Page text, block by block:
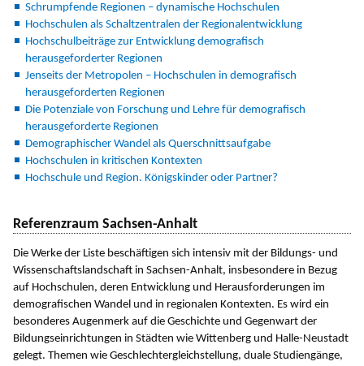
Schrumpfende Regionen – dynamische Hochschulen
Hochschulen als Schaltzentralen der Regionalentwicklung
Hochschulbeiträge zur Entwicklung demografisch
herausgeforderter Regionen
Jenseits der Metropolen – Hochschulen in demografisch
herausgeforderten Regionen
Die Potenziale von Forschung und Lehre für demografisch
herausgeforderte Regionen
Demographischer Wandel als Querschnittsaufgabe
Hochschulen in kritischen Kontexten
Hochschule und Region. Königskinder oder Partner?
Referenzraum Sachsen-Anhalt
Die Werke der Liste beschäftigen sich intensiv mit der Bildungs- und
Wissenschaftslandschaft in Sachsen-Anhalt, insbesondere in Bezug
auf Hochschulen, deren Entwicklung und Herausforderungen im
demografischen Wandel und in regionalen Kontexten. Es wird ein
besonderes Augenmerk auf die Geschichte und Gegenwart der
Bildungseinrichtungen in Städten wie Wittenberg und Halle-Neustadt
gelegt. Themen wie Geschlechtergleichstellung, duale Studiengänge,